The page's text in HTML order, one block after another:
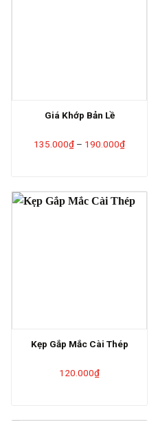
Giá Khớp Bản Lề
135.000₫ – 190.000₫Khoảng
đến
Kẹp Gắp Mắc Cài Thép
120.000₫